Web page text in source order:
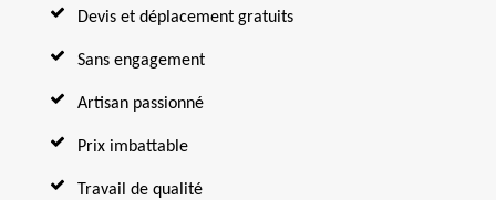
Devis et déplacement gratuits
Sans engagement
Artisan passionné
Prix imbattable
Travail de qualité